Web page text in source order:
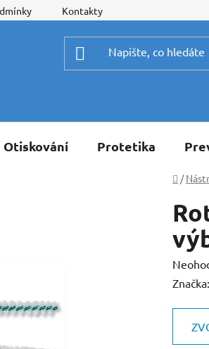
Kontakty
Otiskování Protetika
Domů
/
Značka: